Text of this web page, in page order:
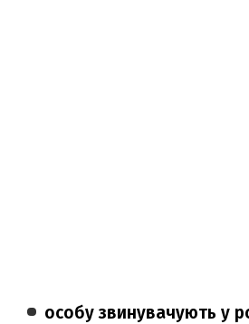
особу звинувачують у